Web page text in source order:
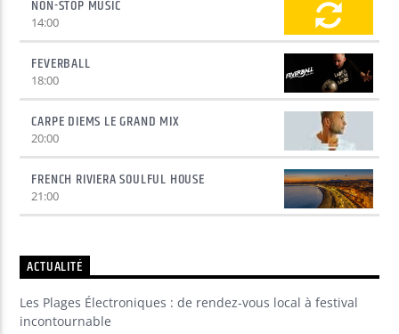
NON-STOP MUSIC
14:00
FEVERBALL
18:00
CARPE DIEMS LE GRAND MIX
20:00
FRENCH RIVIERA SOULFUL HOUSE
21:00
ACTUALITÉ
Les Plages Électroniques : de rendez-vous local à festival
incontournable